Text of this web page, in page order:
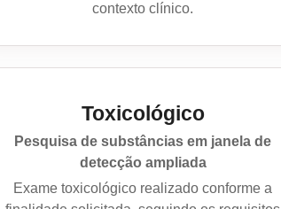
contexto clínico.
Toxicológico
Pesquisa de substâncias em janela de
detecção ampliada
Exame toxicológico realizado conforme a